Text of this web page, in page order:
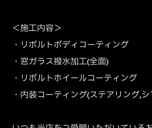
＜施工内容＞
・リボルトボディコーティング
・窓ガラス撥水加工(全面)
・リボルトホイールコーティング
・内装コーティング(ステアリング,